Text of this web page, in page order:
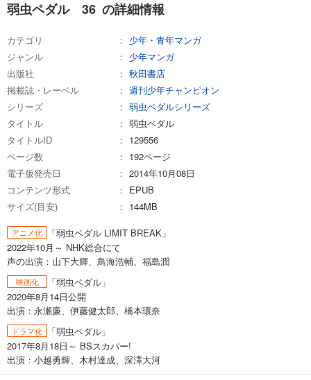
弱虫ペダル 57
あらすじを表示する
弱虫ペダル 58
あらすじを表示する
弱虫ペダル 59
649円 (税込)
あらすじを表示する
弱虫ペダル 60
649円 (税込)
試し読み
弱虫ペダル 36 の詳細情報
カテゴリ
少年・青年マンガ
ジャンル
少年マンガ
出版社
秋田書店
掲載誌・レーベル
週刊少年チャンピオン
シリーズ
弱虫ペダルシリーズ
タイトル
弱虫ペダル
タイトルID
129556
ページ数
192ページ
電子版発売日
2014年10月08日
コンテンツ形式
EPUB
サイズ(目安)
144MB
アニメ化
「弱虫ペダル LIMIT BREAK」
2022年10月～ NHK総合にて
声の出演：山下大輝、鳥海浩輔、福島潤
映画化
「弱虫ペダル」
2020年8月14日公開
出演：永瀬廉、伊藤健太郎、橋本環奈
ドラマ化
「弱虫ペダル」
2017年8月18日～ BSスカパー!
出演：小越勇輝、木村達成、深澤大河